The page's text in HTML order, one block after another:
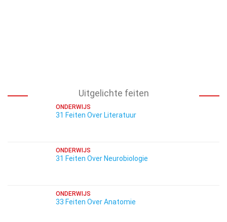
Uitgelichte feiten
ONDERWIJS
31 Feiten Over Literatuur
ONDERWIJS
31 Feiten Over Neurobiologie
ONDERWIJS
33 Feiten Over Anatomie